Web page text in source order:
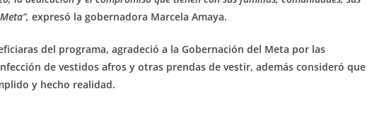
expresó la gobernadora Marcela Amaya.
del programa, agradeció a la Gobernación del Meta por las
de vestidos afros y otras prendas de vestir, además consideró que
y hecho realidad.